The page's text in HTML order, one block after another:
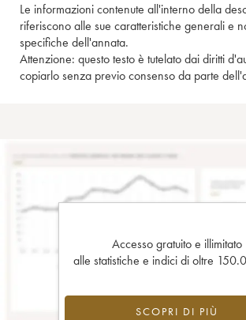
Le informazioni contenute all'interno della
riferiscono alle sue caratteristiche generali e
specifiche dell'annata.
Attenzione: questo testo è tutelato dai diritti
copiarlo senza previo consenso da parte
Accesso gratuito e illimitato
alle statistiche e indici di oltre
SCOPRI DI PIÙ